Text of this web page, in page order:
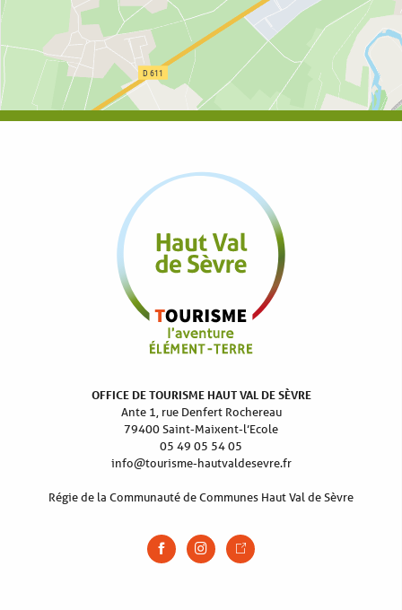
OFFICE DE TOURISME HAUT VAL DE SÈVRE
Ante 1, rue Denfert Rochereau
79400 Saint-Maixent-l’Ecole
05 49 05 54 05
info@tourisme-hautvaldesevre.fr
Régie de la Communauté de Communes Haut Val de Sèvre